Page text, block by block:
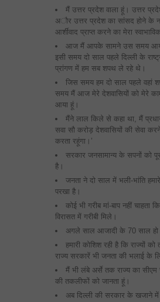
मैं उत्तर प्रदेश वाला हूं। उत्तर
अौर उत्तर प्रदेश का सांसद होने के
आर्शीवाद प्राप्‍त करने का मेरा
आज मैं आपके सामने उस समय
इसी समय दो साल पहले दिल्‍ली के
प्रांगण में हम सब शपथ ले रहे थे।
जिस समय हम दो साल पहले वहां
समय मैं आज मेरे देशवासियों को मेरे
आया हूं।
मैंने लाल किले से कहा था, मैं
सवा सौ करोड़ देशवासियों की सेवा
करता रहूंगा।’
सरकार जनसामान्‍य के सपनों को
है।
जनता ने दो साल में भली-भांति
परखा है।
कोई भी गरीब मां-बाप नहीं चाहता
विरासत में गरीबी मिले।
अगले साल आजादी के 70 साल हो
हमारी कोशिश रही है कि राज्‍यों को
राज्‍य सरकारें भी जनता की भलाई के
मैं भी लंबे अर्से तक राज्‍य का सीएम
की तकलीफों को जानता हूं।
अब दिल्‍ली की सरकार के खजाने